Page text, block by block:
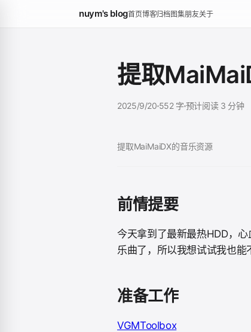
nuym's blog首页博客归档图集朋友关于
提取
2025/9/20 552 字 预计阅读 3 分钟
提取MaiMaiDX的音乐资源
前情提要
今天拿到了最新最热HDD，
乐曲了，所以我想试试我也能
准备工作
VGMToolbox